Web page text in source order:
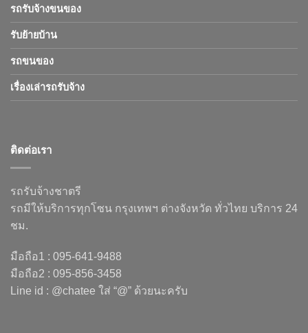
รถรับจ้างขนของ
รับย้ายบ้าน
รถขนของ
เรื่องเล่ารถรับจ้าง
ติดต่อเรา
รถรับจ้างชาตรี
รถมีให้บริการทุกโซน กรุงเทพฯ ต่างจังหวัด ทั่วไทย บริการ 24
ชม.
มือถือ1 : 095-641-9488
มือถือ2 : 095-856-3458
Line id : @chatee ใส่ “@” ด้วยนะครับ